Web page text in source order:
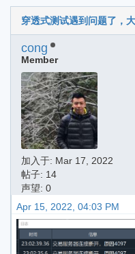
穿透式测试遇到问题了，
cong
Member
加入于: Mar 17, 2022
帖子: 14
声望: 0
Apr 15, 2022, 04:03 PM